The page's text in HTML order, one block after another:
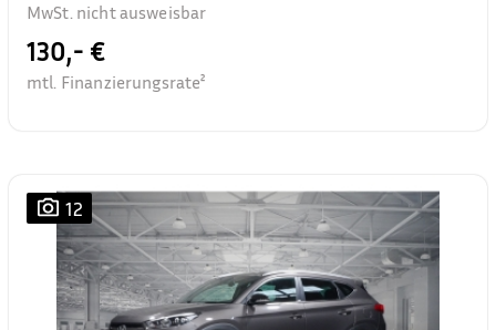
MwSt. nicht ausweisbar
130,- €
mtl. Finanzierungsrate²
12